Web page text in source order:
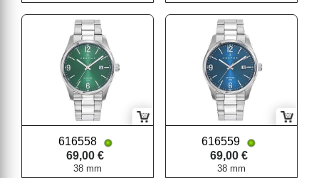
616558
69,00 €
38 mm
616559
69,00 €
38 mm